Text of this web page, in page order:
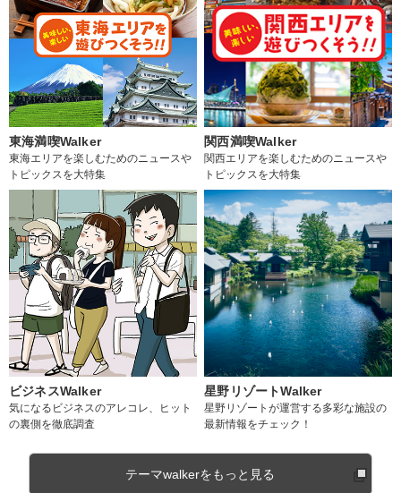
東海満喫Walker
東海エリアを楽しむためのニュースや
トピックスを大特集
関西満喫Walker
関西エリアを楽しむためのニュースや
トピックスを大特集
ビジネスWalker
気になるビジネスのアレコレ、ヒット
の裏側を徹底調査
星野リゾートWalker
星野リゾートが運営する多彩な施設の
最新情報をチェック！
テーマwalkerをもっと見る